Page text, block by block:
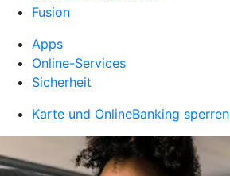
Fusion
Apps
Online-Services
Sicherheit
Karte und OnlineBanking sperren